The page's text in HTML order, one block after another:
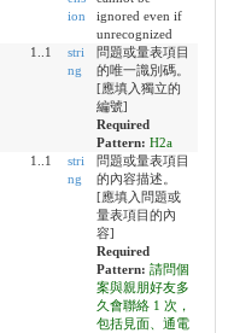
ion
ignored even if
unrecognized
1..1
stri
ng
問題或量表項目
的唯一識別碼。
[應填入獨立的
編號]
Required
Pattern: H2a
1..1
stri
ng
問題或量表項目
的內容描述。
[應填入問題或
量表項目的內
容]
Required
Pattern: 請問個
案與親朋好友多
久會聯絡 1 次，
包括見面、通電